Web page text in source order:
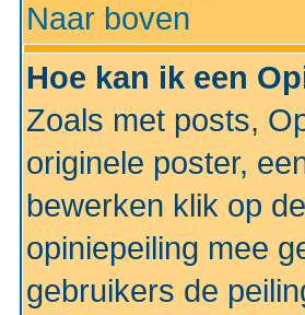
Naar boven
Hoe kan ik een
Zoals met posts,
originele poster,
bewerken klik op
opiniepeiling mee
gebruikers de